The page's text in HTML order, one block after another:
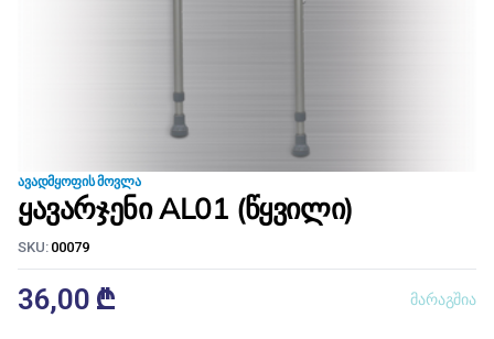
ᲐᲕᲐᲓᲛᲧᲝᲤᲘᲡ ᲛᲝᲕᲚᲐ
ყავარჯენი AL01 (წყვილი)
SKU: 00079
36,00 ₾ მარაგშია